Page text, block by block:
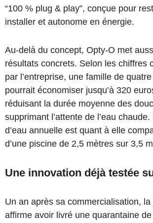
“100 % plug & play”, conçue pour
installer et autonome en énergie.
Au-delà du concept, Opty-O met
résultats concrets. Selon les chiffres
par l’entreprise, une famille de
pourrait économiser jusqu’à 320
réduisant la durée moyenne des
supprimant l’attente de l’eau chaude.
d’eau annuelle est quant à elle
d’une piscine de 2,5 mètres sur 3,5
Une innovation déjà testée
Un an après sa commercialisation,
affirme avoir livré une quarantaine